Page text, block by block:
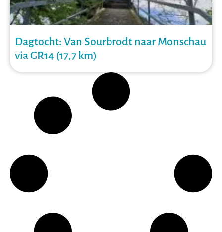
Dagtocht: Van Sourbrodt naar Monschau
via GR14 (17,7 km)